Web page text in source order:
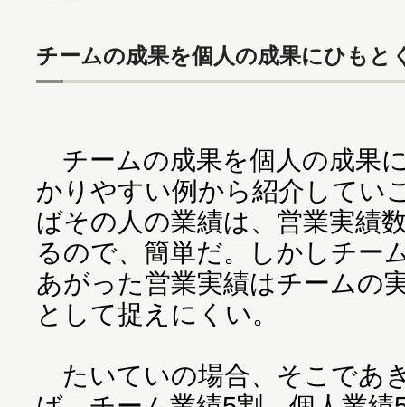
チームの成果を個人の成果にひもと
チームの成果を個人の成果
かりやすい例から紹介してい
ばその人の業績は、営業実績
るので、簡単だ。しかしチー
あがった営業実績はチームの
として捉えにくい。
たいていの場合、そこであ